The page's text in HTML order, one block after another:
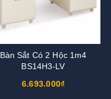
Bàn Sắt Có 2 Hộc 1m4
BS14H3-LV
6.693.000₫